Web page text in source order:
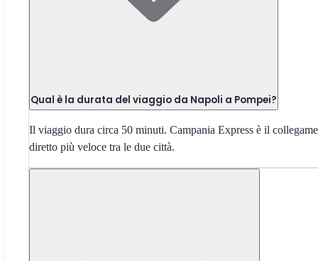
Qual è la durata del viaggio da Napoli a Pompei?
Il viaggio dura circa 50 minuti. Campania Express è il
diretto più veloce tra le due città.